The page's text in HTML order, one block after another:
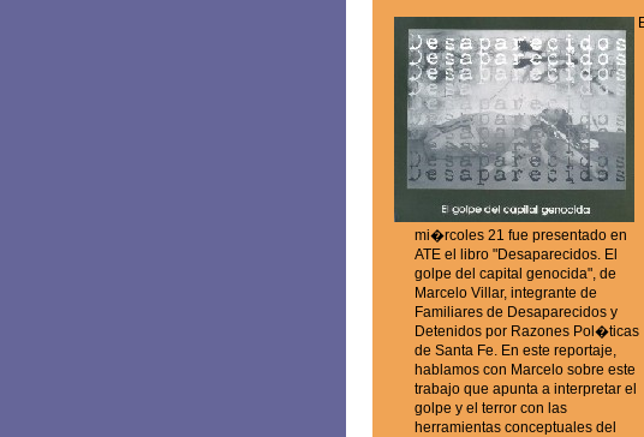
mi�rcoles 21 fue presentado en
ATE el libro "Desaparecidos. El
golpe del capital genocida", de
Marcelo Villar, integrante de
Familiares de Desaparecidos y
Detenidos por Razones Pol�ticas
de Santa Fe. En este reportaje,
hablamos con Marcelo sobre este
trabajo que apunta a interpretar el
golpe y el terror con las
herramientas conceptuales del